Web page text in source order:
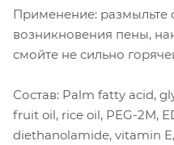
Применение: размыльте
возникновения пены,
смойте не сильно
Состав: Palm fatty acid,
fruit oil, rice oil, PEG-2M,
diethanolamide, vitamin